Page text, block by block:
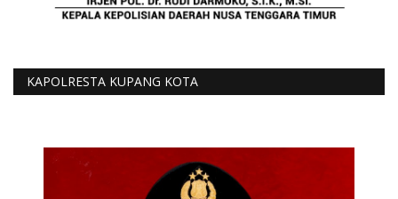
KAPOLRESTA KUPANG KOTA